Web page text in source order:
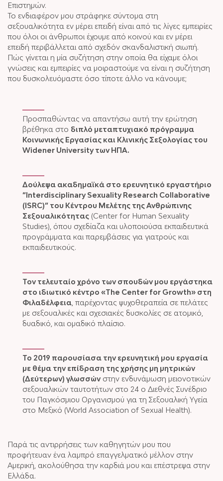
Επιστημών.
Το ενδιαφέρον μου στράφηκε σύντομα στη
σεξουαλικότητα εν μέρει επειδή είναι από τις λίγες εμπειρίες
που όλοι οι άνθρωποι έχουμε από κοινού και εν μέρει
επειδή περιβάλλεται από σχεδόν σκανδαλιστική σιωπή.
Πώς γίνεται η μία συζήτηση στην οποία θα είχαμε όλοι
γνώσεις και εμπειρίες να μοιραστούμε να είναι η συζήτηση
που δυσκολευόμαστε όσο τίποτε άλλο να κάνουμε;
Προσπαθώντας να απαντήσω αυτή την ερώτηση
βρέθηκα στο διπλό μεταπτυχιακό πρόγραμμα
Κοινωνικής Εργασίας και Κλινικής Σεξολογίας του
Widener University των ΗΠΑ.
Δούλεψα ακαδημαϊκά στο ερευνητικό εργαστήριο
“Interdisciplinary Sexuality Research Collaborative
(ISRC)” του Κέντρου Μελέτης της Ανθρώπινης
Σεξουαλικότητας (Center for Human Sexuality
Studies), όπου σχεδίαζα και υλοποιούσα εκπαιδευτικά
προγράμματα και παρεμβάσεις για γιατρούς και
εκπαιδευτικούς.
Τον τελευταίο χρόνο των σπουδών μου εργάστηκα
στο ιδιωτικό κέντρο «The Center for Growth» στη
Φιλαδέλφεια , παρέχοντας ψυχοθεραπεία σε πελάτες
με σεξουαλικές και σχεσιακές δυσκολίες σε ατομικό,
δυαδικό, και ομαδικό πλαίσιο.
Το 2019 παρουσίασα την ερευνητική μου εργασία
με θέμα την επίδραση της χρήσης μη μητρικών
(Δεύτερων) γλωσσώνστην ενδυνάμωση μειονοτικών
σεξουαλικών ταυτοτήτων στο 24 ο Διεθνές Συνέδριο
του Παγκόσμιου Οργανισμού για τη Σεξουαλική Υγεία
στο Μεξικό (World Association of Sexual Health).
Παρά τις αντιρρήσεις των καθηγητών μου που
προφήτευαν ένα λαμπρό επαγγελματικό μέλλον στην
Αμερική, ακολούθησα την καρδιά μου και επέστρεψα στην
Ελλάδα.